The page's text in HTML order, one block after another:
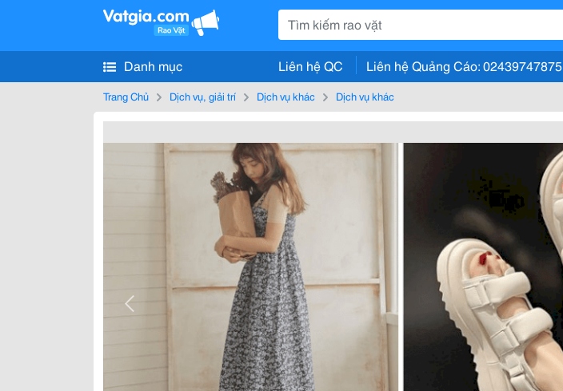
Danh mục Liên hệ QC Liên hệ Quảng Cáo: 02439747875
Trang Chủ Dịch vụ, giải trí Dịch vụ khác Dịch vụ khác